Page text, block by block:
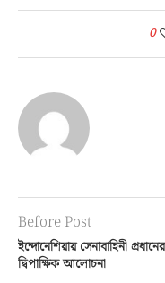
0
Before Post
ইন্দোনেশিয়ায় সেনাবাহিনী
দ্বিপাক্ষিক আলোচনা